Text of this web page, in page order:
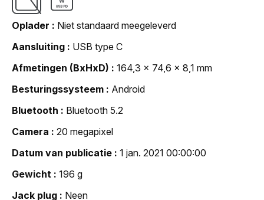
Oplader
Niet standaard meegeleverd
Aansluiting
USB type C
Afmetingen (BxHxD)
164,3 x 74,6 x 8,1 mm
Besturingssysteem
Android
Bluetooth
Bluetooth 5.2
Camera
20 megapixel
Datum van publicatie
1 jan. 2021 00:00:00
Gewicht
196 g
Jack plug
Neen